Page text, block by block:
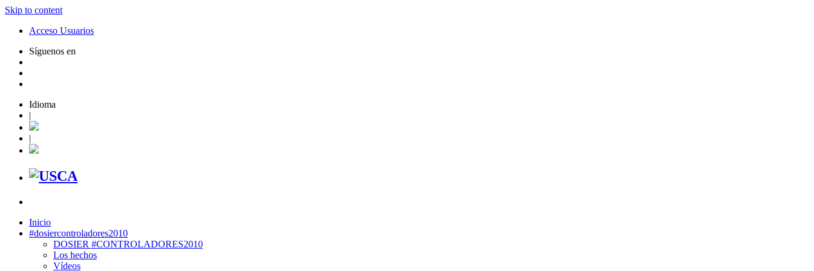
Skip to content
Acceso Usuarios
Síguenos en
Idioma
|
|
Inicio
#dosiercontroladores2010
DOSIER #CONTROLADORES2010
Los hechos
Vídeos